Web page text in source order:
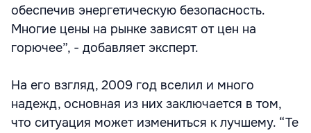
обеспечив энергетическую безопасность.
Многие цены на рынке зависят от цен на
горючее”, - добавляет эксперт.
На его взгляд, 2009 год вселил и много
надежд, основная из них заключается в том,
что ситуация может измениться к лучшему. “Те